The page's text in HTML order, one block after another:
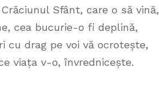
Sfânt, care o să vină,
cea bucurie-o fi deplină,
cu drag pe voi vă ocrotește,
viața v-o, învrednicește.